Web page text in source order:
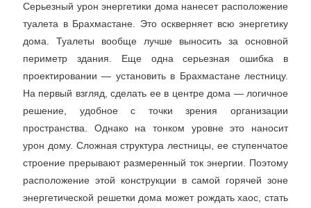
Серьезный урон энергетики дома нанесет расположение
туалета в Брахмастане. Это оскверняет всю энергетику
дома. Туалеты вообще лучше выносить за основной
периметр здания. Еще одна серьезная ошибка в
проектировании — установить в Брахмастане лестницу.
На первый взгляд, сделать ее в центре дома — логичное
решение, удобное с точки зрения организации
пространства. Однако на тонком уровне это наносит
урон дому. Сложная структура лестницы, ее ступенчатое
строение прерывают размеренный ток энергии. Поэтому
расположение этой конструкции в самой горячей зоне
энергетической решетки дома может рождать хаос, стать